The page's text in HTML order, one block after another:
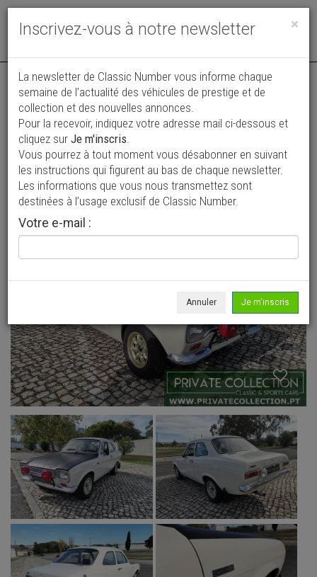
Toggle
Annonce actualisée le 22/07/2026 ( il y a 19 jours )
Ford Escort Twin Cam
59 900 €
1971 Coupé
×
Inscrivez-vous à notre newsletter
La newsletter de Classic Number vous informe chaque
semaine de l’actualité des véhicules de prestige et de
collection et des nouvelles annonces.
Pour la recevoir, indiquez votre adresse mail ci-dessous et
cliquez sur Je m'inscris.
Vous pourrez à tout moment vous désabonner en suivant
les instructions qui figurent au bas de chaque newsletter.
Les informations que vous nous transmettez sont
destinées à l’usage exclusif de Classic Number.
Votre e-mail :
Annuler Je m'inscris